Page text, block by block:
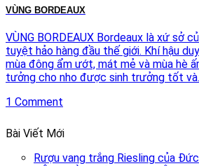
VÙNG BORDEAUX
VÙNG BORDEAUX Bordeaux là xứ sở
tuyệt hảo hàng đầu thế giới. Khí hậu
mùa đông ẩm ướt, mát mẻ và mùa hè
tưởng cho nho được sinh trưởng tốt
1 Comment
Bài Viết Mới
Rượu vang trắng Riesling của Đức